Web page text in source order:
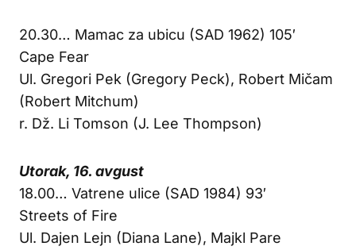
20.30… Mamac za ubicu (SAD 1962) 105′
Cape Fear
Ul. Gregori Pek (Gregory Peck), Robert Mičam
(Robert Mitchum)
r. Dž. Li Tomson (J. Lee Thompson)
Utorak, 16. avgust
18.00… Vatrene ulice (SAD 1984) 93′
Streets of Fire
Ul. Dajen Lejn (Diana Lane), Majkl Pare